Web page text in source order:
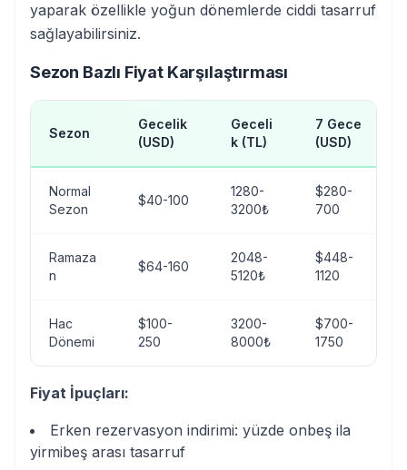
yaparak özellikle yoğun dönemlerde ciddi tasarruf
sağlayabilirsiniz.
Sezon Bazlı Fiyat Karşılaştırması
Sezon
Gecelik
(USD)
Geceli
k (TL)
7 Gece
(USD)
Normal
Sezon
$40-100
1280-
3200₺
$280-
700
Ramaza
n
$64-160
2048-
5120₺
$448-
1120
Hac
Dönemi
$100-
250
3200-
8000₺
$700-
1750
Fiyat İpuçları:
Erken rezervasyon indirimi: yüzde onbeş ila
yirmibeş arası tasarruf